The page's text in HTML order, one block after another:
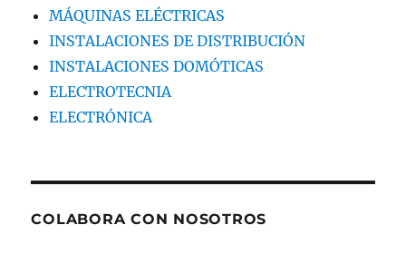
MÁQUINAS ELÉCTRICAS
INSTALACIONES DE DISTRIBUCIÓN
INSTALACIONES DOMÓTICAS
ELECTROTECNIA
ELECTRÓNICA
COLABORA CON NOSOTROS